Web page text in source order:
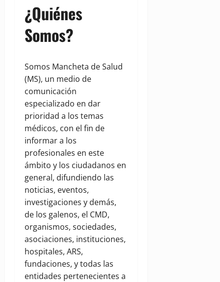
¿Quiénes
Somos?
Somos Mancheta de Salud
(MS), un medio de
comunicación
especializado en dar
prioridad a los temas
médicos, con el fin de
informar a los
profesionales en este
ámbito y los ciudadanos en
general, difundiendo las
noticias, eventos,
investigaciones y demás,
de los galenos, el CMD,
organismos, sociedades,
asociaciones, instituciones,
hospitales, ARS,
fundaciones, y todas las
entidades pertenecientes a